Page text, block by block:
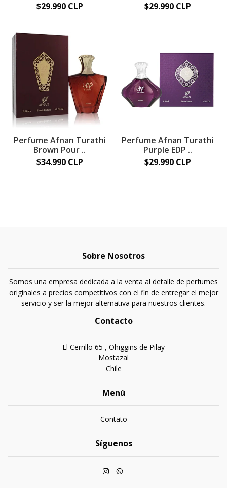
$29.990 CLP
$29.990 CLP
Perfume Afnan Turathi
Brown Pour ..
$34.990 CLP
Perfume Afnan Turathi
Purple EDP ..
$29.990 CLP
Sobre Nosotros
Somos una empresa dedicada a la venta al detalle de perfumes
originales a precios competitivos con el fin de entregar el mejor
servicio y ser la mejor alternativa para nuestros clientes.
Contacto
El Cerrillo 65 , Ohiggins de Pilay
Mostazal
Chile
Menú
Contato
Síguenos